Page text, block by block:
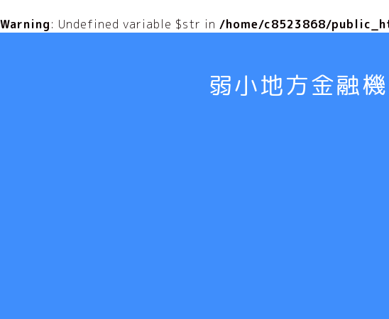
Warning: Undefined variable $str in /home/c8523868/
弱小地方金融